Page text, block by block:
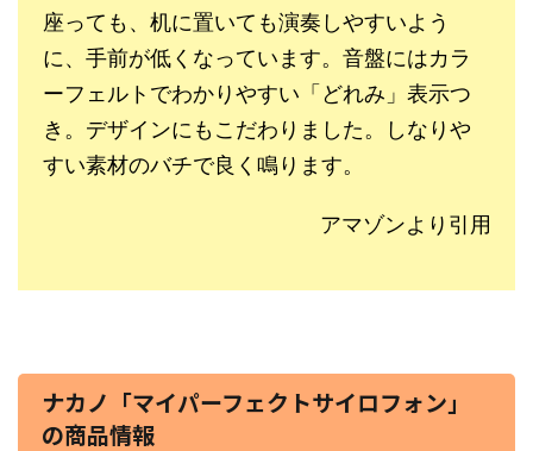
座っても、机に置いても演奏しやすいよう
に、手前が低くなっています。音盤にはカラ
ーフェルトでわかりやすい「どれみ」表示つ
き。デザインにもこだわりました。しなりや
すい素材のバチで良く鳴ります。
アマゾンより引用
ナカノ「マイパーフェクトサイロフォン」
の商品情報